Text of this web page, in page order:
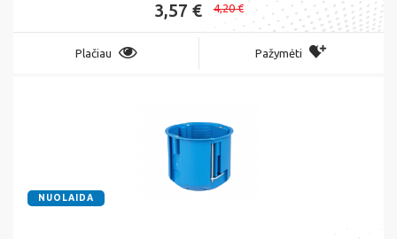
3,57 € 4,20 €
Plačiau Pažymėti
NUOLAIDA